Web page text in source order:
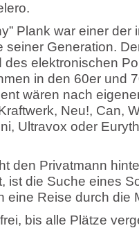
Plank war einer der
seiner Generation.
des elektronischen
in den 60er und
wären nach
Neu!, Can,
Ultravox oder
den Privatmann
ist die Suche eines
eine Reise durch die
bis alle Plätze